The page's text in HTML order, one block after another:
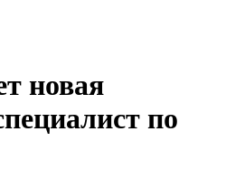
новая
по